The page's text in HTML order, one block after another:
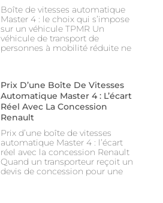
Boîte de vitesses automatique
Master 4 : le choix qui s’impose
sur un véhicule TPMR Un
véhicule de transport de
personnes à mobilité réduite ne
Prix D’une Boîte De Vitesses
Automatique Master 4 : L’écart
Réel Avec La Concession
Renault
Prix d’une boîte de vitesses
automatique Master 4 : l’écart
réel avec la concession Renault
Quand un transporteur reçoit un
devis de concession pour une